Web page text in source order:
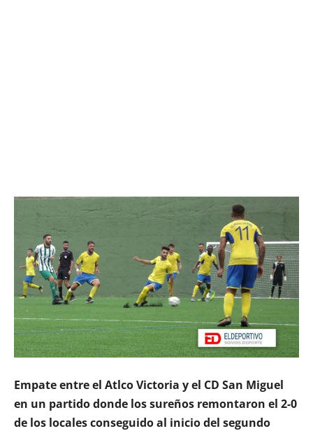
Empate entre el Atlco Victoria y el CD San Miguel
en un partido donde los sureños remontaron el 2-0
de los locales conseguido al inicio del segundo